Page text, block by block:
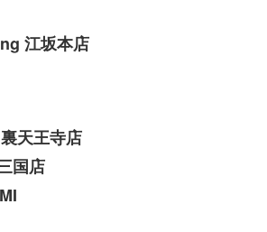
江坂本店
天王寺店
国店